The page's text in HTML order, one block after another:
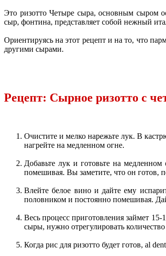
Это ризотто Четыре сыра, основным сыром
сыр, фонтина, представляет собой нежный
Ориентируясь на этот рецепт и на то, что
другими сырами.
Рецепт: Сырное ризотто с
Очистите и мелко нарежьте лук. В
нагрейте на медленном огне.
Добавьте лук и готовьте на
помешивая. Вы заметите, что он готов,
Влейте белое вино и дайте ему
половником и постоянно помешивая.
Весь процесс приготовления займет
сыры, нужно отрегулировать
Когда рис для ризотто будет готов, al